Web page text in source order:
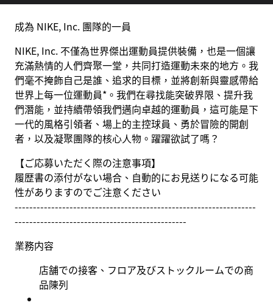
成為 NIKE, Inc. 團隊的一員
NIKE, Inc. 不僅為世界傑出運動員提供裝備，也是一個讓
充滿熱情的人們齊聚一堂，共同打造運動未來的地方。我
們毫不掩飾自己是誰、追求的目標，並將創新與靈感帶給
世界上每一位運動員*。我們在尋找能突破界限、提升我
們潛能，並持續帶領我們邁向卓越的運動員，這可能是下
一代的風格引領者、場上的主控球員、勇於冒險的開創
者，以及凝聚團隊的核心人物。躍躍欲試了嗎？
【ご応募いただく際の注意事項】
履歴書の添付がない場合、自動的にお見送りになる可能
性がありますのでご注意ください
------------------------------------------------------------------
-----------------------------------------------
業務内容
店舗での接客、フロア及びストックルームでの商
品陳列